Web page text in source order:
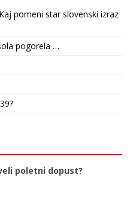
pomeni star slovenski izraz
pogorela …
poletni dopust?